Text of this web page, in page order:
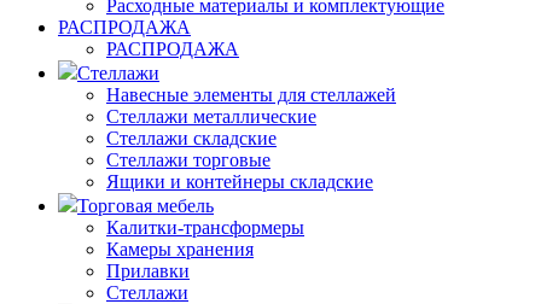
Расходные материалы и комплектующие
РАСПРОДАЖА
РАСПРОДАЖА
Стеллажи
Навесные элементы для стеллажей
Стеллажи металлические
Стеллажи складские
Стеллажи торговые
Ящики и контейнеры складские
Торговая мебель
Калитки-трансформеры
Камеры хранения
Прилавки
Стеллажи